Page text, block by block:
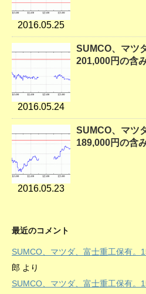
2016.05.25
2016.05.24
SUMCO、マツ
201,000円の含み
2016.05.23
SUMCO、マツ
189,000円の含み
最近のコメント
SUMCO、マツダ、富士重工保有。
郎 より
SUMCO、マツダ、富士重工保有。